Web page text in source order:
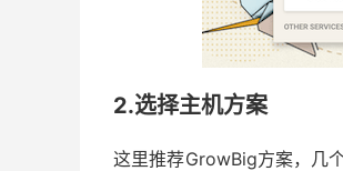
2.选择主机方案
这里推荐GrowBig方案，几